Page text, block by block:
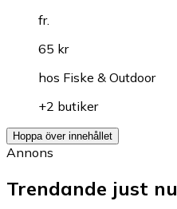
fr.
65 kr
hos Fiske & Outdoor
+2 butiker
Hoppa över innehållet
Annons
Trendande just nu